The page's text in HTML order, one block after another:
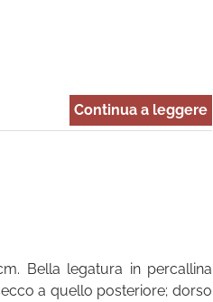
Continua a leggere
Bella legatura in percallina
a quello posteriore; dorso